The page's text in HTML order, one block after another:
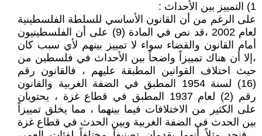
1) التمييز بين الأحداث :
على الرغم من أن القانون الأساسي للسلطة الفلسطينية
لعام 2002 ،قد نص في المادة (9) على أن الفلسطينيون
أمام القانون والقضاء سواء لا تمييز بينهم لأي سبب كان
،إلا أن هناك تمييزاً واضحاً بين الأحداث في فلسطين من
حيث اختلاف القوانين المطبقة عليهم ، فالقانون رقم
(16) لسنة 1954 المطبق في الضفة الغربية والقانون
رقم (2) لعام 1937 المطبق في قطاع غزة ، يحتويان
على الكثير من الاختلافات فيما بينهما ، مما يخلق تمييزاً
بين الحدث في الضفة الغربية وبين الحدث في قطاع غزة